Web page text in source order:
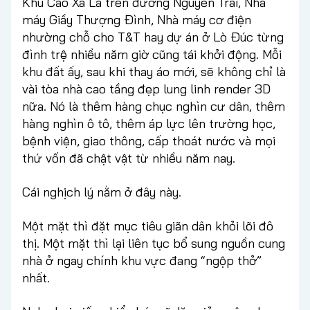
máy Giầy Thượng Đình, Nhà máy cơ điện
nhường chỗ cho T&T hay dự án ở Lò Đúc từng
đình trệ nhiều năm giờ cũng tái khởi động. Mỗi
khu đất ấy, sau khi thay áo mới, sẽ không chỉ là
vài tòa nhà cao tầng đẹp lung linh render 3D
nữa. Nó là thêm hàng chục nghìn cư dân, thêm
hàng nghìn ô tô, thêm áp lực lên trường học,
bệnh viện, giao thông, cấp thoát nước và mọi
thứ vốn đã chật vật từ nhiều năm nay.
Cái nghịch lý nằm ở đây này.
Một mặt thì đặt mục tiêu giãn dân khỏi lõi đô
thị. Một mặt thì lại liên tục bổ sung nguồn cung
nhà ở ngay chính khu vực đang “ngộp thở”
nhất.